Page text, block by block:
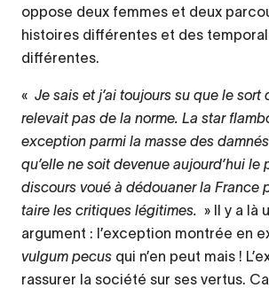
oppose deux femmes et deux
histoires différentes et des
différentes.
« Je sais et j’ai toujours su que le sort
relevait pas de la norme. La star
exception parmi la masse des
qu’elle ne soit devenue aujourd’hui le
discours voué à dédouaner la France
taire les critiques légitimes. » Il y a là
argument : l’exception montrée en
vulgum pecus qui n’en peut mais !
rassurer la société sur ses vertus.